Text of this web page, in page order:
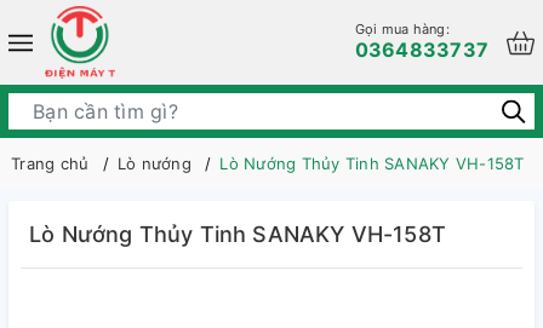
Gọi mua hàng:
0364833737
Trang chủ Lò nướng Lò Nướng Thủy Tinh SANAKY VH-158T
Lò Nướng Thủy Tinh SANAKY VH-158T